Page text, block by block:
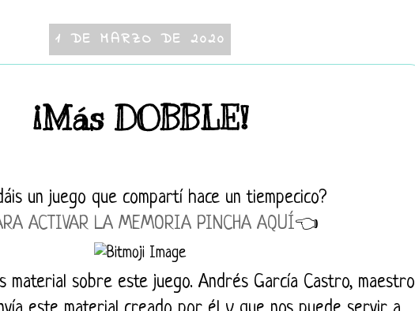
1 DE MARZO DE 2020
¡Más DOBBLE!
un juego que compartí hace un tiempecico?
ACTIVAR LA MEMORIA PINCHA AQUÍ👈
material sobre este juego. Andrés García Castro, maestro